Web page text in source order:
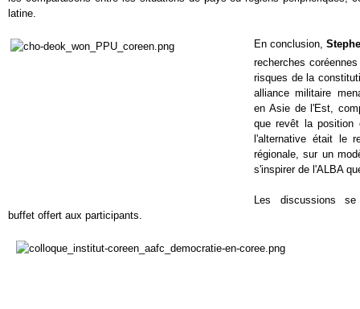
latine.
En conclusion,
recherches
risques de la
alliance militaire
en Asie de l'Est,
que revêt la position
l'alternative était le
régionale, sur un
s'inspirer de l'ALBA
Les discussions
buffet offert aux participants.